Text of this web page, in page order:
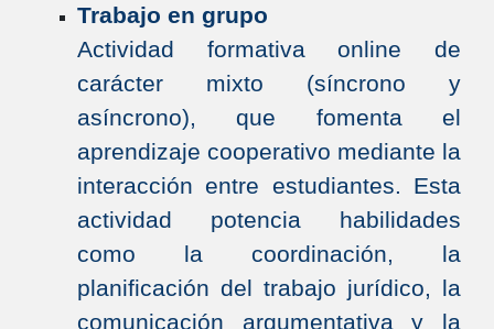
Trabajo en grupo
Actividad formativa online de
carácter mixto (síncrono y
asíncrono), que fomenta el
aprendizaje cooperativo mediante la
interacción entre estudiantes. Esta
actividad potencia habilidades
como la coordinación, la
planificación del trabajo jurídico, la
comunicación argumentativa y la